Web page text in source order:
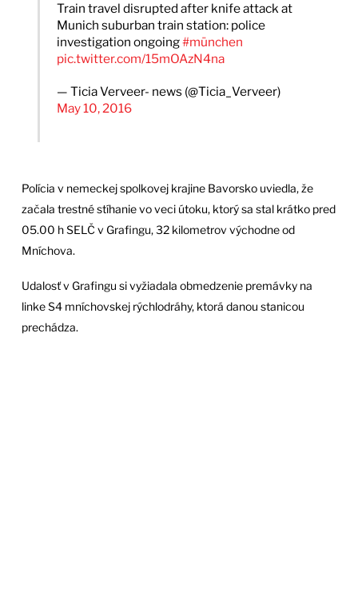
Train travel disrupted after knife attack at
Munich suburban train station: police
investigation ongoing#münchen
pic.twitter.com/15mOAzN4na
— Ticia Verveer- news (@Ticia_Verveer)
May 10, 2016
Polícia v nemeckej spolkovej krajine Bavorsko uviedla, že
začala trestné stíhanie vo veci útoku, ktorý sa stal krátko pred
05.00 h SELČ v Grafingu, 32 kilometrov východne od
Mníchova.
Udalosť v Grafingu si vyžiadala obmedzenie premávky na
linke S4 mníchovskej rýchlodráhy, ktorá danou stanicou
prechádza.